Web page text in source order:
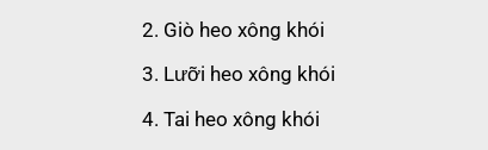
Giò heo xông khói
Lưỡi heo xông khói
Tai heo xông khói